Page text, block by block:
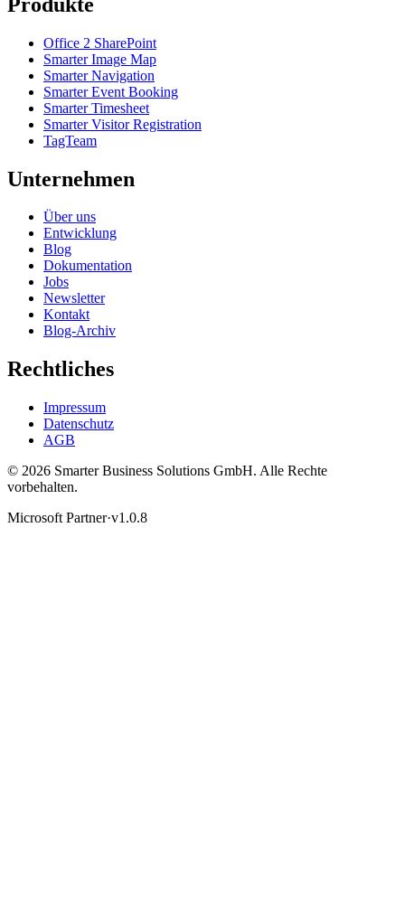
Office 2 SharePoint
Smarter Image Map
Smarter Navigation
Smarter Event Booking
Smarter Timesheet
Smarter Visitor Registration
TagTeam
Unternehmen
Über uns
Entwicklung
Blog
Dokumentation
Jobs
Newsletter
Kontakt
Blog-Archiv
Rechtliches
Impressum
Datenschutz
AGB
© 2026 Smarter Business Solutions GmbH. Alle Rechte
vorbehalten.
Microsoft Partner·v1.0.8